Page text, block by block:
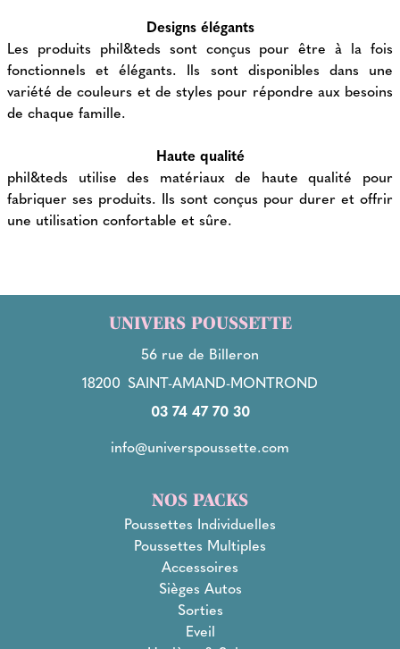
Designs élégants
Les produits phil&teds sont conçus pour être à la fois
fonctionnels et élégants. Ils sont disponibles dans une
variété de couleurs et de styles pour répondre aux besoins
de chaque famille.
Haute qualité
phil&teds utilise des matériaux de haute qualité pour
fabriquer ses produits. Ils sont conçus pour durer et offrir
une utilisation confortable et sûre.
UNIVERS POUSSETTE
56 rue de Billeron
18200 SAINT-AMAND-MONTROND
03 74 47 70 30
info@universpoussette.com
NOS PACKS
Poussettes Individuelles
Poussettes Multiples
Accessoires
Sièges Autos
Sorties
Eveil